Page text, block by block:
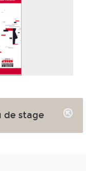
de stage